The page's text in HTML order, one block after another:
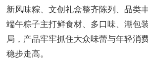
新风味粽、文创礼盒整齐陈列、品类
端午粽子主打鲜食材、多口味、潮包
局，产品牢牢抓住大众味蕾与年轻消
稳步走高。